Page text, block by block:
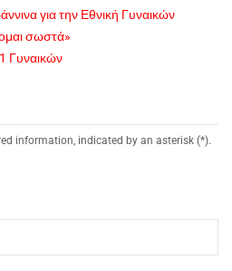
για την Εθνική Γυναικών
σωστά»
Γυναικών
information, indicated by an asterisk (*).